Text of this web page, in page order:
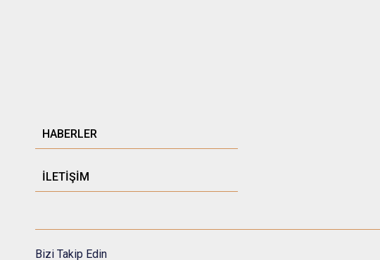
HABERLER
İLETİŞİM
Bizi Takip Edin